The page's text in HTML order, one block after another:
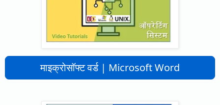
माइक्रोसॉफ्ट वर्ड | Microsoft Word